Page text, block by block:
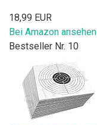
18,99 EUR
Bei Amazon ansehen
Bestseller Nr. 10